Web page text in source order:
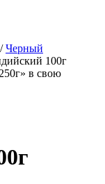
/Черный
100г
в свою